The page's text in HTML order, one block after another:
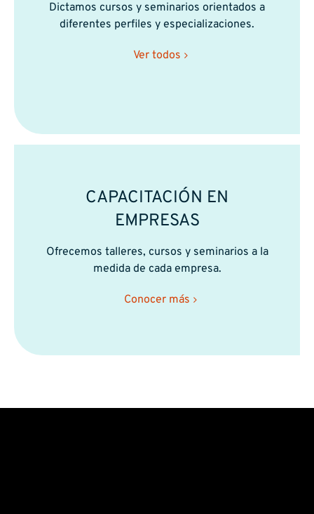
Dictamos cursos y seminarios orientados a
diferentes perfiles y especializaciones.
Ver todos
CAPACITACIÓN EN
EMPRESAS
Ofrecemos talleres, cursos y seminarios a la
medida de cada empresa.
Conocer más